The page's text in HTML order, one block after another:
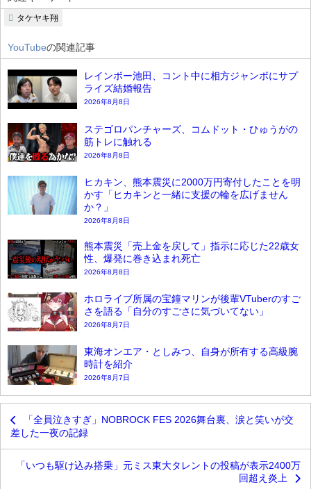
タケヤキ翔
YouTubeの関連記事
レインボー池田、コント中に相方ジャンボにサプ
ライズ結婚報告
2026年8月8日
ステゴロパンチャーズ、コムドット・ひゅうがの
筋トレに触れる
2026年8月8日
ヒカキン、熊本震災に2000万円寄付したことを明
かす「ヒカキンと一緒に支援の輪を広げません
か？」
2026年8月8日
熊本震災「売上金を戻して」指示に応じた22歳女
性、爆発に巻き込まれ死亡
2026年8月8日
ホロライブ所属の宝鐘マリンが後輩VTuberのすご
さを語る「自分のすごさに気づいてない」
2026年8月7日
東海オンエア・としみつ、自身が所有する高級腕
時計を紹介
2026年8月7日
「全員泣きすぎ」NOBROCK FES 2026舞台裏、涙と笑いが交
差した一夜の記録
「いつも駆け込み搭乗」元ミス東大タレントの投稿が表示2400万
回超え炎上